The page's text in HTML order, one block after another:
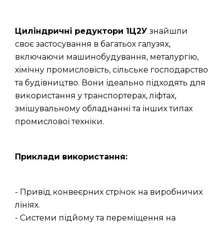
Циліндричні редуктори 1Ц2У знайшли
своє застосування в багатьох галузях,
включаючи машинобудування, металургію,
хімічну промисловість, сільське господарство
та будівництво. Вони ідеально підходять для
використання у транспортерах, ліфтах,
змішувальному обладнанні та інших типах
промислової техніки.
Приклади використання:
- Привід конвеєрних стрічок на виробничих
лініях.
- Системи підйому та переміщення на